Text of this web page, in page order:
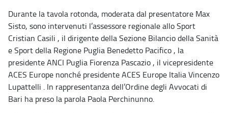
Durante la tavola rotonda, moderata dal presentatore Max
Sisto, sono intervenuti l’assessore regionale allo Sport
Cristian Casili , il dirigente della Sezione Bilancio della Sanità
e Sport della Regione Puglia Benedetto Pacifico , la
presidente ANCI Puglia Fiorenza Pascazio , il vicepresidente
ACES Europe nonché presidente ACES Europe Italia Vincenzo
Lupattelli . In rappresentanza dell’Ordine degli Avvocati di
Bari ha preso la parola Paola Perchinunno.